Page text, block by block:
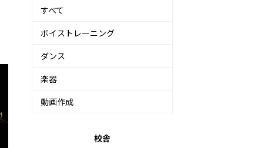
すべて
ボイストレーニング
ダンス
楽器
動画作成
校舎